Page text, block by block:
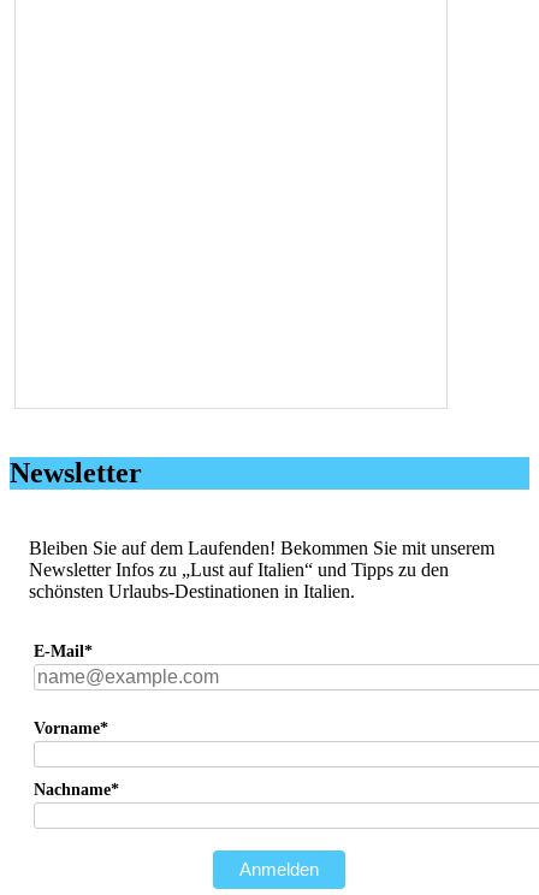
Newsletter
Bleiben Sie auf dem Laufenden! Bekommen Sie mit unserem
Newsletter Infos zu „Lust auf Italien“ und Tipps zu den
schönsten Urlaubs-Destinationen in Italien.
E-Mail*
Vorname*
Nachname*
Anmelden